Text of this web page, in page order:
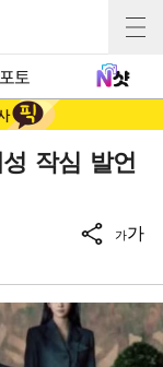
포토
작심 발언
가가